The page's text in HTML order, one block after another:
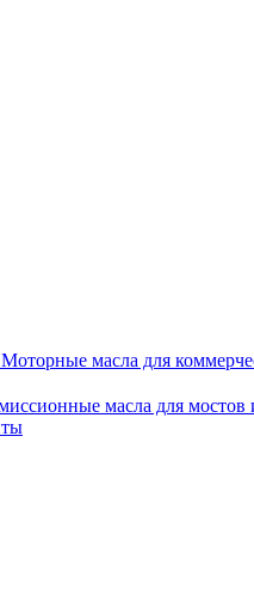
Моторные масла для
масла для мостов